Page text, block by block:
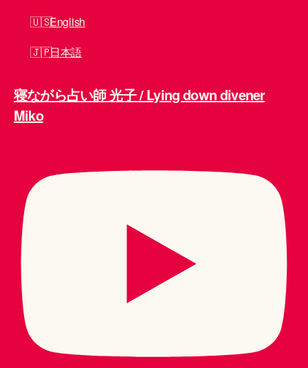
English
日本語
寝ながら占い師 光子 / Lying down divener
Miko